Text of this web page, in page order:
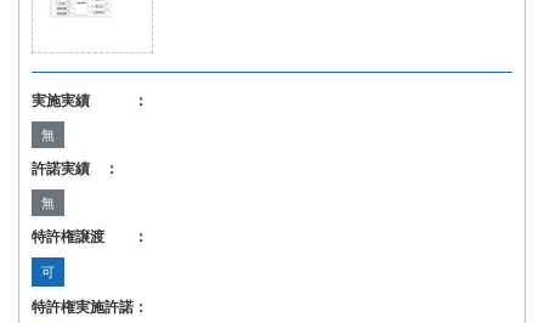
実施実績 ：
無
許諾実績 ：
無
特許権譲渡 ：
可
特許権実施許諾：